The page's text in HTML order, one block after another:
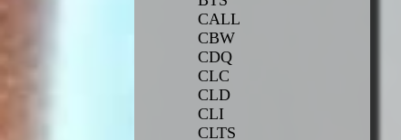
CALL
CBW
CDQ
CLC
CLD
CLI
CLTS